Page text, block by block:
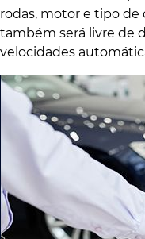
rodas, motor e tipo de
também será livre de
velocidades